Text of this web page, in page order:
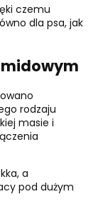
czemu
dla psa, jak
rodzaju
masie i
a
pod dużym